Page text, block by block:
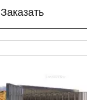
Заказать